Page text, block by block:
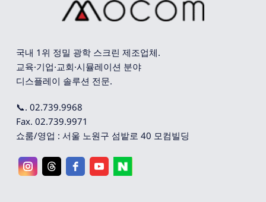
국내 1위 정밀 광학 스크린 제조업체.
교육·기업·교회·시뮬레이션 분야
디스플레이 솔루션 전문.
📞. 02.739.9968
Fax. 02.739.9971
쇼룸/영업 : 서울 노원구 섬밭로 40 모컴빌딩